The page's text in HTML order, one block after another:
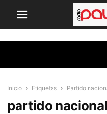
Inicio Etiquetas Partido
partido